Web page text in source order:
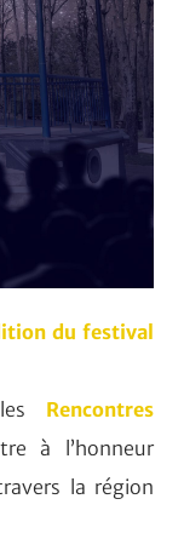
du festival
Rencontres
à l’honneur
la région